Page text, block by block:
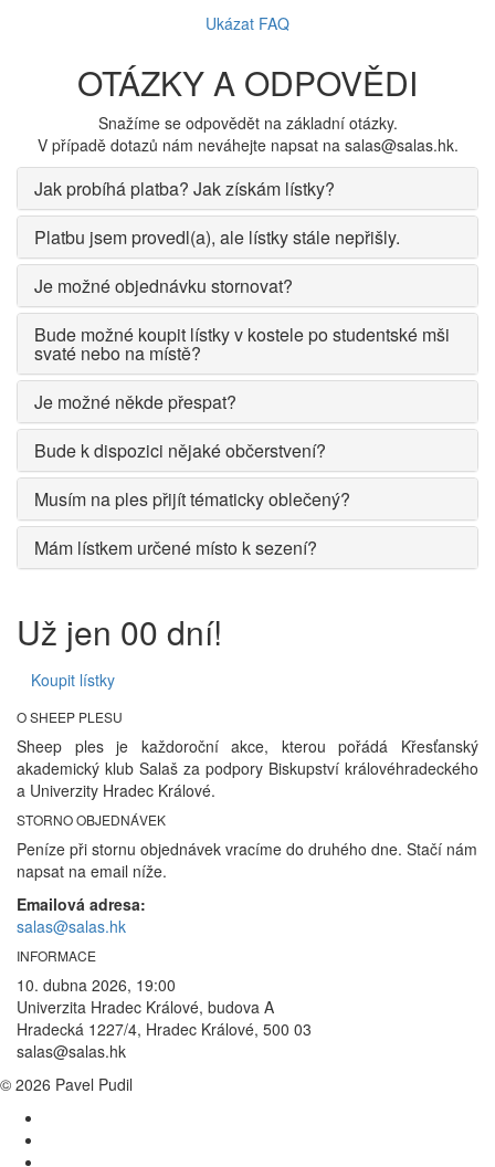
Ukázat FAQ
OTÁZKY A ODPOVĚDI
Snažíme se odpovědět na základní otázky.
V případě dotazů nám neváhejte napsat na salas@salas.hk.
Jak probíhá platba? Jak získám lístky?
Platbu jsem provedl(a), ale lístky stále nepřišly.
Je možné objednávku stornovat?
Bude možné koupit lístky v kostele po studentské mši
svaté nebo na místě?
Je možné někde přespat?
Bude k dispozici nějaké občerstvení?
Musím na ples přijít tématicky oblečený?
Mám lístkem určené místo k sezení?
Už jen 00 dní!
Koupit lístky
O SHEEP PLESU
Sheep ples je každoroční akce, kterou pořádá Křesťanský
akademický klub Salaš za podpory Biskupství královéhradeckého
a Univerzity Hradec Králové.
STORNO OBJEDNÁVEK
Peníze při stornu objednávek vracíme do druhého dne. Stačí nám
napsat na email níže.
Emailová adresa:
salas@salas.hk
INFORMACE
10. dubna 2026, 19:00
Univerzita Hradec Králové, budova A
Hradecká 1227/4, Hradec Králové, 500 03
salas@salas.hk
© 2026 Pavel Pudil